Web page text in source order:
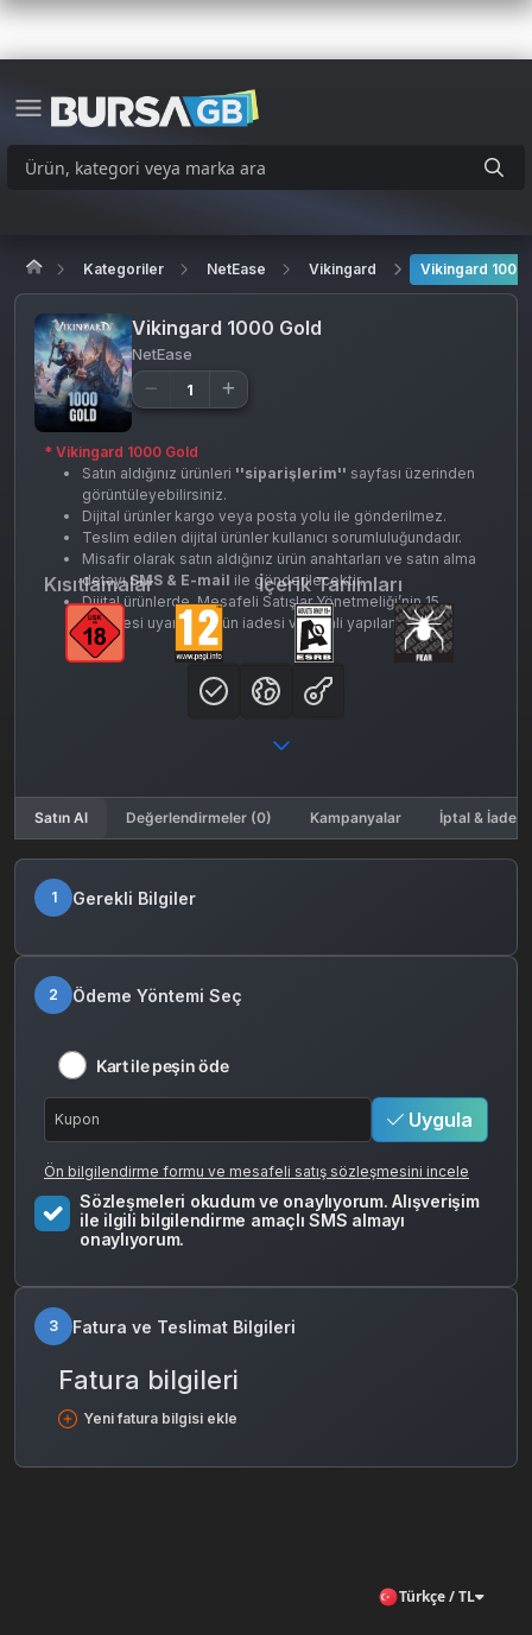
Kategoriler NetEase Vikingard Vikingard 1000
Vikingard 1000 Gold
NetEase
* Vikingard 1000 Gold
Satın aldığınız ürünleri ''siparişlerim'' sayfası üzerinden
görüntüleyebilirsiniz.
Dijital ürünler kargo veya posta yolu ile gönderilmez.
Teslim edilen dijital ürünler kullanıcı sorumluluğundadır.
Misafir olarak satın aldığınız ürün anahtarları ve satın alma
detayıSMS & E-mail ile gönderilecektir.
Dijital ürünlerde, Mesafeli Satışlar Yönetmeliği’nin 15.
maddesi uyarınca ürün iadesi ve iptali yapılamaz.
Kısıtlamalar İçerik Tanımları
Satın Al Değerlendirmeler (0) Kampanyalar İptal & İade
1 Gerekli Bilgiler
2 Ödeme Yöntemi Seç
Kart ile peşin öde
Uygula
Ön bilgilendirme formu ve mesafeli satış sözleşmesini incele
Sözleşmeleri okudum ve onaylıyorum. Alışverişim
ile ilgili bilgilendirme amaçlı SMS almayı
onaylıyorum.
3 Fatura ve Teslimat Bilgileri
Fatura bilgileri
Yeni fatura bilgisi ekle
Türkçe / TL